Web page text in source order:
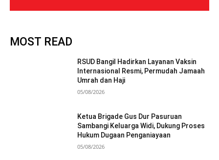
MOST READ
RSUD Bangil Hadirkan Layanan Vaksin
Internasional Resmi, Permudah Jamaah
Umrah dan Haji
05/08/2026
Ketua Brigade Gus Dur Pasuruan
Sambangi Keluarga Widi, Dukung Proses
Hukum Dugaan Penganiayaan
05/08/2026